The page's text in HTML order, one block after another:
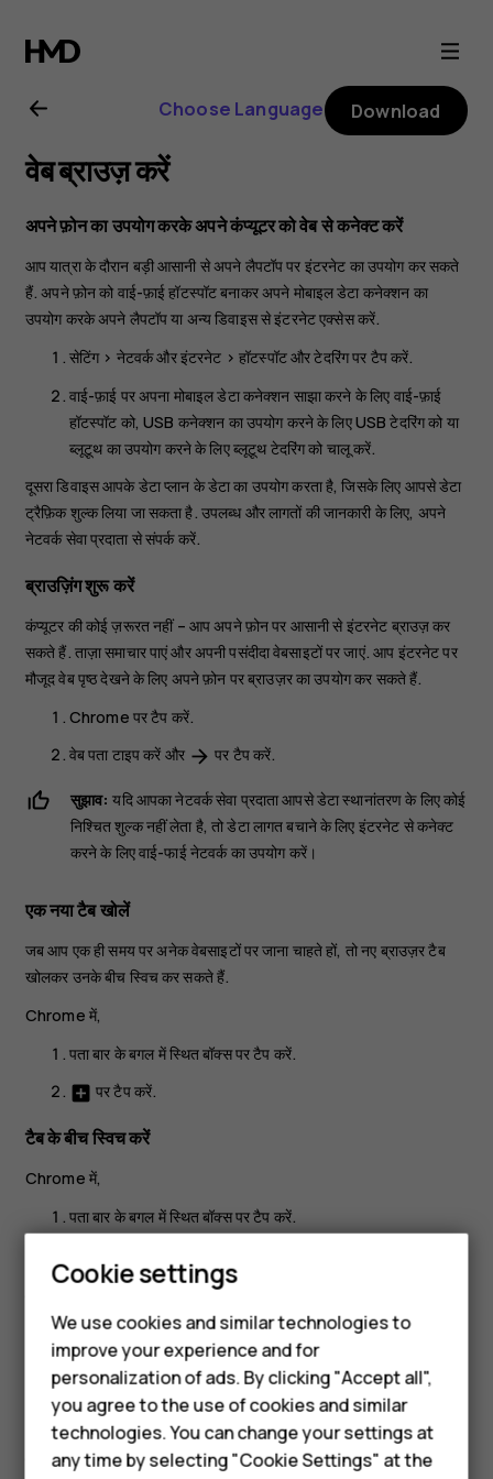
Nokia
8.1
user
guide
Smartphones
Feature phones
Phones for kids
Accessories
HMD Terra M
Choose Language Download
वेब ब्राउज़ करें
अपने फ़ोन का उपयोग करके अपने कंप्यूटर को वेब से कनेक्ट करें
आप यात्रा के दौरान बड़ी आसानी से अपने लैपटॉप पर इंटरनेट का उपयोग कर सकते
हैं. अपने फ़ोन को वाई-फ़ाई हॉटस्पॉट बनाकर अपने मोबाइल डेटा कनेक्शन का
उपयोग करके अपने लैपटॉप या अन्य डिवाइस से इंटरनेट एक्सेस करें.
सेटिंग> नेटवर्क और इंटरनेट >हॉटस्पॉट और टेदरिंगपर टैप करें.
वाई-फ़ाई पर अपना मोबाइल डेटा कनेक्शन साझा करने के लिए वाई-फ़ाई
हॉटस्पॉट को, USB कनेक्शन का उपयोग करने के लिएUSB टेदरिंगको या
ब्लूटूथ का उपयोग करने के लिएब्लूटूथ टेदरिंगको चालू करें.
दूसरा डिवाइस आपके डेटा प्लान के डेटा का उपयोग करता है, जिसके लिए आपसे डेटा
ट्रैफ़िक शुल्क लिया जा सकता है. उपलब्ध और लागतों की जानकारी के लिए, अपने
नेटवर्क सेवा प्रदाता से संपर्क करें.
ब्राउज़िंग शुरू करें
कंप्यूटर की कोई ज़रूरत नहीं – आप अपने फ़ोन पर आसानी से इंटरनेट ब्राउज़ कर
सकते हैं. ताज़ा समाचार पाएं और अपनी पसंदीदा वेबसाइटों पर जाएं. आप इंटरनेट पर
मौजूद वेब पृष्ठ देखने के लिए अपने फ़ोन पर ब्राउज़र का उपयोग कर सकते हैं.
Chrome पर टैप करें.
वेब पता टाइप करें और arrow_forward पर टैप करें.
सुझाव: यदि आपका नेटवर्क सेवा प्रदाता आपसे डेटा स्थानांतरण के लिए कोई
निश्चित शुल्क नहीं लेता है, तो डेटा लागत बचाने के लिए इंटरनेट से कनेक्ट
करने के लिए वाई-फाई नेटवर्क का उपयोग करें।
एक नया टैब खोलें
जब आप एक ही समय पर अनेक वेबसाइटों पर जाना चाहते हों, तो नए ब्राउज़र टैब
खोलकर उनके बीच स्विच कर सकते हैं.
Chrome में,
पता बार के बगल में स्थित बॉक्स पर टैप करें.
add_box पर टैप करें.
टैब के बीच स्विच करें
Chrome में,
पता बार के बगल में स्थित बॉक्स पर टैप करें.
Chrome में,
पता बार के बगल में स्थित बॉक्स पर टैप करें.
आप जिस टैब को बंद करना चाहते हैं उसकेXपर क्लिक करें.
वेब खोजें
Cookie settings
We use cookies and similar technologies to
improve your experience and for
personalization of ads. By clicking "Accept all",
you agree to the use of cookies and similar
technologies. You can change your settings at
any time by selecting "Cookie Settings" at the